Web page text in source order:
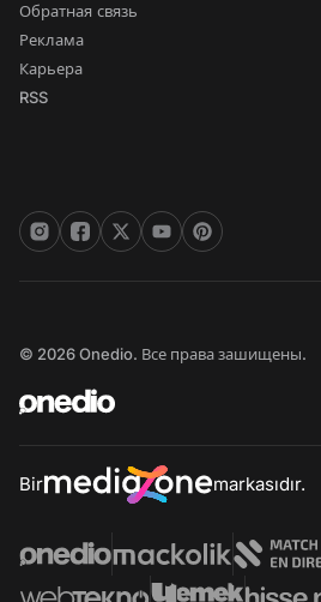
Обратная связь
Реклама
Карьера
RSS
© 2026 Onedio. Все права зашищены.
Bir markasıdır.